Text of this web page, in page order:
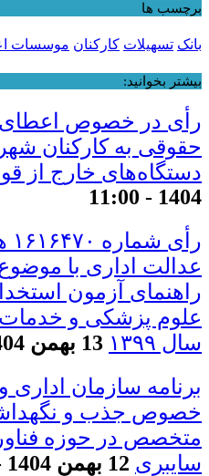
برچسب ها
بانک تسهیلات کارکنان موسسات
بیشتر بخوانید:
رأی در خصوص
حقوقی به کارکنان
دستگاه‌های خارج از
1404 - 11:00
راهنمای آزمون
علوم پزشکی و خدمات
سال ۱۳۹۹
13 بهمن 1404 - 12:22
برنامه سازمان اداری
خصوص جذب و
متخصص در حوزه
سایبری 12 بهمن 1404 - 9:09